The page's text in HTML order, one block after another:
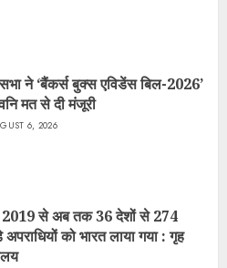
ने ‘बैंकर्स बुक्स एविडेंस बिल-2026’
मत से दी मंजूरी
6, 2026
से अब तक 36 देशों से 274
अपराधियों को भारत लाया गया : गृह